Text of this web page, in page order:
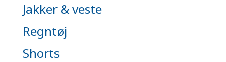
Jakker & veste
Regntøj
Shorts